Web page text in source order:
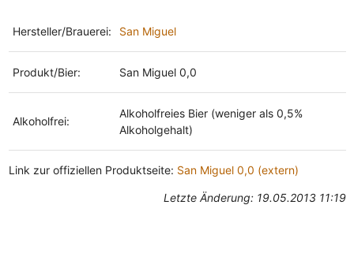
Hersteller/Brauerei: San Miguel
Produkt/Bier: San Miguel 0,0
Alkoholfrei:
Alkoholfreies Bier (weniger als 0,5%
Alkoholgehalt)
Link zur offiziellen Produktseite: San Miguel 0,0 (extern)
Letzte Änderung: 19.05.2013 11:19